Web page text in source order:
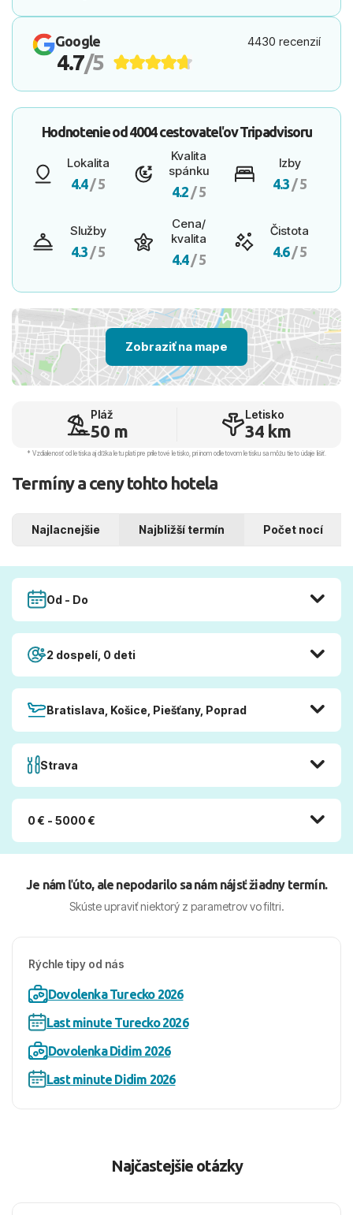
Google 4430 recenzií
4.7/5
Hodnotenie od4004 cestovateľovTripadvisoru
Lokalita
4.4/ 5
Kvalita
spánku
4.2 / 5
Izby
4.3 / 5
Služby
4.3 / 5
Cena/
kvalita
4.4/ 5
Čistota
4.6/ 5
Zobraziť na mape
Pláž
50 m
Letisko
34 km
* Vzdialenosť od letiska aj dľžka letu platí pre príletové letisko, pri inom odletovom letisku sa môžu tieto údaje líšiť.
Termíny a ceny tohto hotela
Najlacnejšie Najbližší termín Počet nocí
Od - Do
2 dospelí, 0 deti
Bratislava, Košice, Piešťany, Poprad
Strava
0 € - 5000 €
Je nám ľúto, ale nepodarilo sa nám nájsť žiadny termín.
Skúste upraviť niektorý z parametrov vo filtri.
Rýchle tipy od nás
Dovolenka Turecko 2026
Last minute Turecko 2026
Dovolenka Didim 2026
Last minute Didim 2026
Najčastejšie otázky